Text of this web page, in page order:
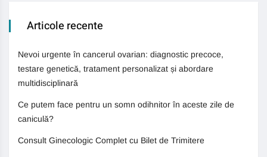
Articole recente
Nevoi urgente în cancerul ovarian: diagnostic precoce,
testare genetică, tratament personalizat și abordare
multidisciplinară
Ce putem face pentru un somn odihnitor în aceste zile de
caniculă?
Consult Ginecologic Complet cu Bilet de Trimitere